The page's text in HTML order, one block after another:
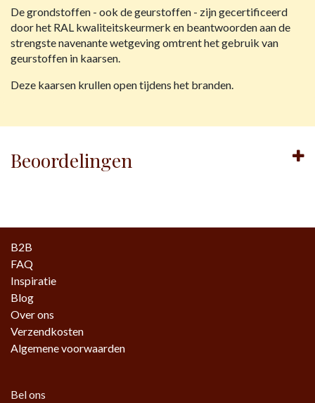
De grondstoffen - ook de geurstoffen - zijn gecertificeerd
door het RAL kwaliteitskeurmerk en beantwoorden aan de
strengste navenante wetgeving omtrent het gebruik van
geurstoffen in kaarsen.
Deze kaarsen krullen open tijdens het branden.
Beoordelingen
B2B
FAQ
Inspiratie
Blog
Over ons
Verzendkosten
Algemene voorwaarden
Bel ons